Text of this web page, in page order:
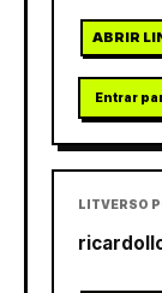
ABRIR
Entrar
LITVERSO